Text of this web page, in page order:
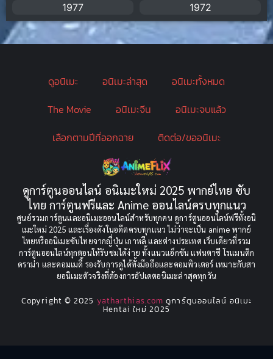
Blood(1)
boys love
Censored (เซ็นเซอร์) (19)
CG Animation (2)
Childhood(1)
Comedy (ตลก)(349)
Comedy ตลก(85)
Comic Book การ์ตูน(1)
Coming of Age(2)
Coming of Age ก้าวพ้นวัย(7)
1977
1972
ดูอนิเมะ อนิเมะล่าสุด
อนิเมะทั้งหมด
The Movie
อนิเมะจีน
อนิเมะจบแล้ว
เลือกตามปีที่ออกฉาย
ติดต่อ/ขออนิเมะ
ดูการ์ตูนออนไลน์ อนิเมะใหม่ 2025 พากย์ไทย ซับ
ไทย การ์ตูนฟรีและ Anime ออนไลน์ครบทุกแนว
ศูนย์รวมการ์ตูนและอนิเมะออนไลน์สำหรับทุกคน ดูการ์ตูนออนไลน์ฟรีทั้งอนิ
เมะใหม่ 2025 และเรื่องดังในอดีตครบทุกแนว ไม่ว่าจะเป็น anime พากย์
ไทยหรืออนิเมะซับไทยจากญี่ปุ่น เกาหลี และต่างประเทศ เว็บเดียวที่รวม
การ์ตูนออนไลน์ทุกตอนให้รับชมได้ง่าย ทั้งแนวแอ็กชัน แฟนตาซี โรแมนติก
ดราม่า และคอมเมดี้ รองรับการดูได้ทั้งมือถือและคอมพิวเตอร์ เหมาะกับสา
ยอนิเมะตัวจริงที่ต้องการอัปเดตอนิเมะล่าสุดทุกวัน
Copyright © 2025 yatharthias.com ดูการ์ตูนออนไลน์ อนิเมะ
Hentai ใหม่ 2025